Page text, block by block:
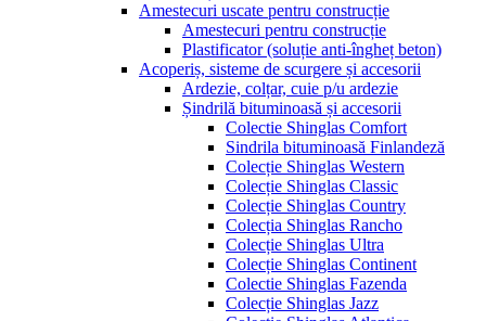
Amestecuri uscate pentru construcție
Amestecuri pentru construcție
Plastificator (soluție anti-îngheț beton)
Acoperiș, sisteme de scurgere și accesorii
Ardezie, colțar, cuie p/u ardezie
Șindrilă bituminoasă și accesorii
Colectie Shinglas Comfort
Sindrila bituminoasă Finlandeză
Colecție Shinglas Western
Colecție Shinglas Classic
Colecție Shinglas Country
Colecția Shinglas Rancho
Colecție Shinglas Ultra
Colecție Shinglas Continent
Colectie Shinglas Fazenda
Colecție Shinglas Jazz